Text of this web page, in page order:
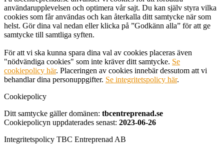
användarupplevelsen och optimera vår sajt. Du kan själv styra vilka
cookies som får användas och kan återkalla ditt samtycke när som
helst. Gör dina val nedan eller klicka på ”Godkänn alla” för att ge
samtycke till samtliga syften.
För att vi ska kunna spara dina val av cookies placeras även
"nödvändiga cookies" som inte kräver ditt samtycke. Se
cookiepolicy här. Placeringen av cookies innebär dessutom att vi
behandlar dina personuppgifter. Se integritetspolicy här.
Cookiepolicy
Ditt samtycke gäller domänen: tbcentreprenad.se
Cookiepolicyn uppdaterades senast: 2023-06-26
Integritetspolicy TBC Entreprenad AB